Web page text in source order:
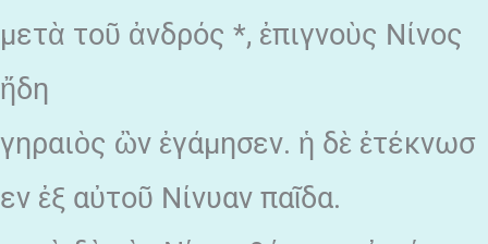
μετὰ τοῦ ἀνδρός *, ἐπιγνοὺς Νίνος
ἤδη
γηραιὸς ὢν ἐγάμησεν. ἡ δὲ ἐτέκνωσ
εν ἐξ αὐτοῦ Νίνυαν παῖδα.